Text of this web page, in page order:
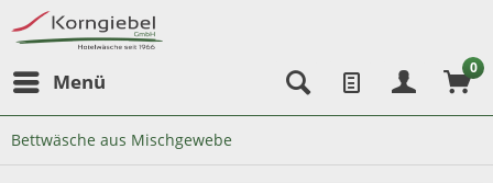
Menü
0
Bettwäsche aus Mischgewebe